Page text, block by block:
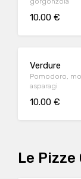
10.00 €
Verdure
Pomodoro,
asparagi
10.00 €
Le Pizze